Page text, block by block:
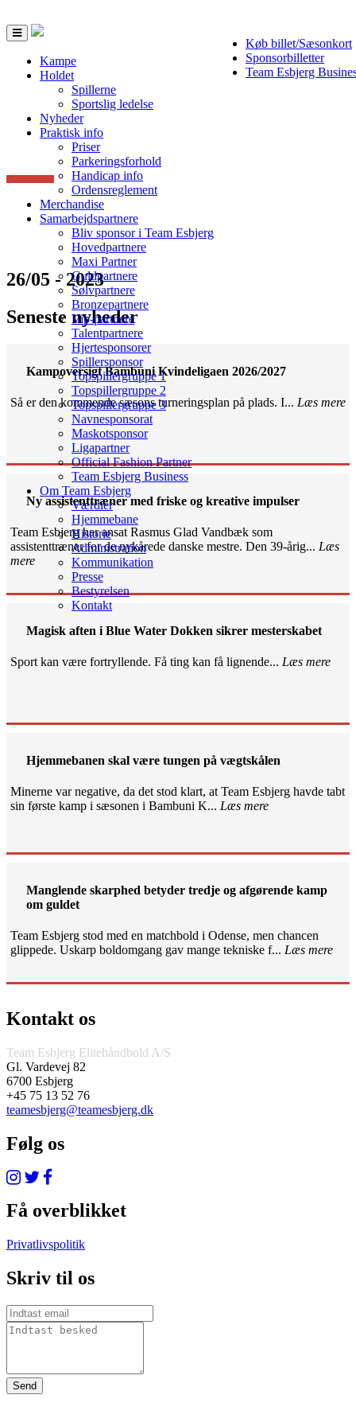
Køb billet/Sæsonkort
Sponsorbilletter
Team Esbjerg
Toggle
navigation
Kampe
Holdet
Spillerne
Sportslig ledelse
Nyheder
Praktisk info
Priser
Parkeringsforhold
Handicap info
Ordensreglement
Merchandise
Samarbejdspartnere
Bliv sponsor i Team Esbjerg
Hovedpartnere
Maxi Partner
Guldpartnere
Sølvpartnere
Bronzepartnere
Vip-partnere
Talentpartnere
Hjertesponsorer
Spillersponsor
Topspillergruppe 1
Topspillergruppe 2
Topspillergruppe 3
Navnesponsorat
Maskotsponsor
Ligapartner
Official Fashion Partner
Team Esbjerg Business
Om Team Esbjerg
Værdier
Hjemmebane
Historie
Administration
Kommunikation
Presse
Bestyrelsen
Kontakt
26/05 - 2023
Seneste nyheder
Kampoversigt Bambuni Kvindeligaen 2026/2027
Så er den kommende sæsons turneringsplan på plads. I... Læs mere
Ny assistenttræner med friske og kreative impulser
Team Esbjerg har ansat Rasmus Glad Vandbæk som
assistenttræner for de nykårede danske mestre. Den 39-årig... Læs
mere
Magisk aften i Blue Water Dokken sikrer mesterskabet
Sport kan være fortryllende. Få ting kan få lignende... Læs mere
Hjemmebanen skal være tungen på vægtskålen
Minerne var negative, da det stod klart, at Team Esbjerg havde tabt
sin første kamp i sæsonen i Bambuni K... Læs mere
Manglende skarphed betyder tredje og afgørende kamp
om guldet
Team Esbjerg stod med en matchbold i Odense, men chancen
glippede. Uskarp boldomgang gav mange tekniske f... Læs mere
Kontakt os
Team Esbjerg Elitehåndbold A/S
Gl. Vardevej 82
6700 Esbjerg
+45 75 13 52 76
teamesbjerg@teamesbjerg.dk
Følg os
Få overblikket
Privatlivspolitik
Skriv til os